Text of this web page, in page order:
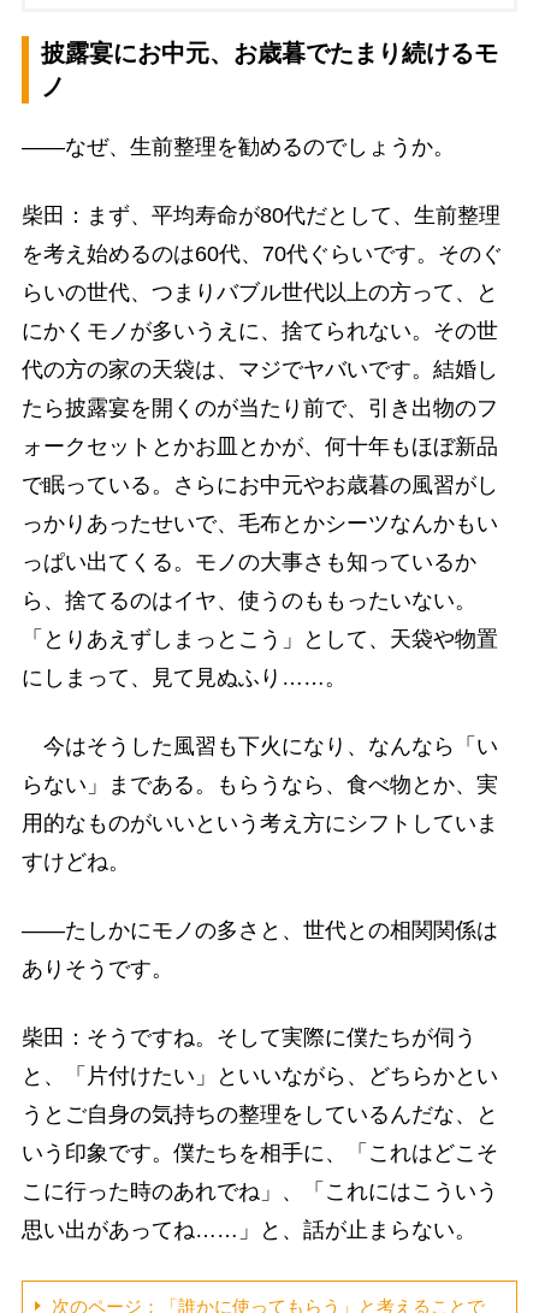
披露宴にお中元、お歳暮でたまり続けるモ
ノ
――なぜ、生前整理を勧めるのでしょうか。
柴田：まず、平均寿命が80代だとして、生前整理
を考え始めるのは60代、70代ぐらいです。そのぐ
らいの世代、つまりバブル世代以上の方って、と
にかくモノが多いうえに、捨てられない。その世
代の方の家の天袋は、マジでヤバいです。結婚し
たら披露宴を開くのが当たり前で、引き出物のフ
ォークセットとかお皿とかが、何十年もほぼ新品
で眠っている。さらにお中元やお歳暮の風習がし
っかりあったせいで、毛布とかシーツなんかもい
っぱい出てくる。モノの大事さも知っているか
ら、捨てるのはイヤ、使うのももったいない。
「とりあえずしまっとこう」として、天袋や物置
にしまって、見て見ぬふり……。
今はそうした風習も下火になり、なんなら「い
らない」まである。もらうなら、食べ物とか、実
用的なものがいいという考え方にシフトしていま
すけどね。
――たしかにモノの多さと、世代との相関関係は
ありそうです。
柴田：そうですね。そして実際に僕たちが伺う
と、「片付けたい」といいながら、どちらかとい
うとご自身の気持ちの整理をしているんだな、と
いう印象です。僕たちを相手に、「これはどこそ
こに行った時のあれでね」、「これにはこういう
思い出があってね……」と、話が止まらない。
次のページ：「誰かに使ってもらう」と考えることで